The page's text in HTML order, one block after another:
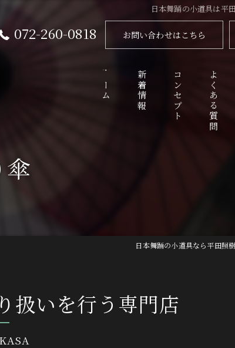
日本舞踊の小道具は平
072-260-0818 お問い合わせはこちら
ホーム 新着情報 コンセプト よくある質問
日本舞踊の小道具なら平田照
扱いを行う専門店